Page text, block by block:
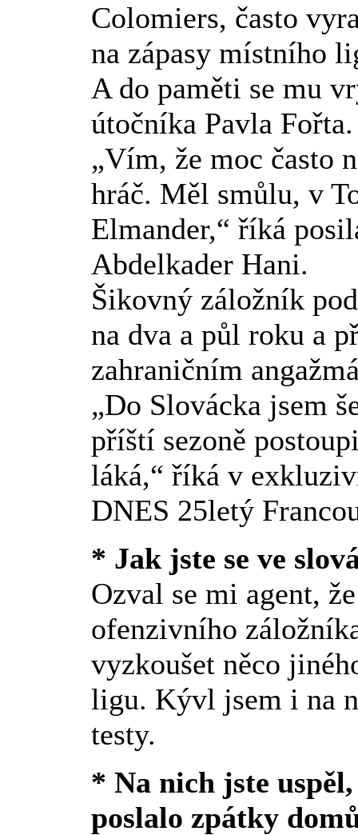
Colomiers, často
na zápasy místního
A do paměti se mu
útočníka Pavla Fořta.
„Vím, že moc často
hráč. Měl smůlu, v
Elmander,“ říká
Abdelkader Hani.
Šikovný záložník
na dva a půl roku a
zahraničním
„Do Slovácka jsem
příští sezoně
láká,“ říká v
DNES 25letý
* Jak jste se ve
Ozval se mi agent,
ofenzivního
vyzkoušet něco
ligu. Kývl jsem i na
testy.
* Na nich jste
poslalo zpátky